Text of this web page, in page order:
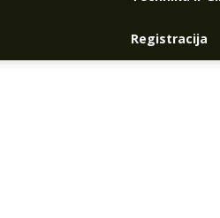
Registracija